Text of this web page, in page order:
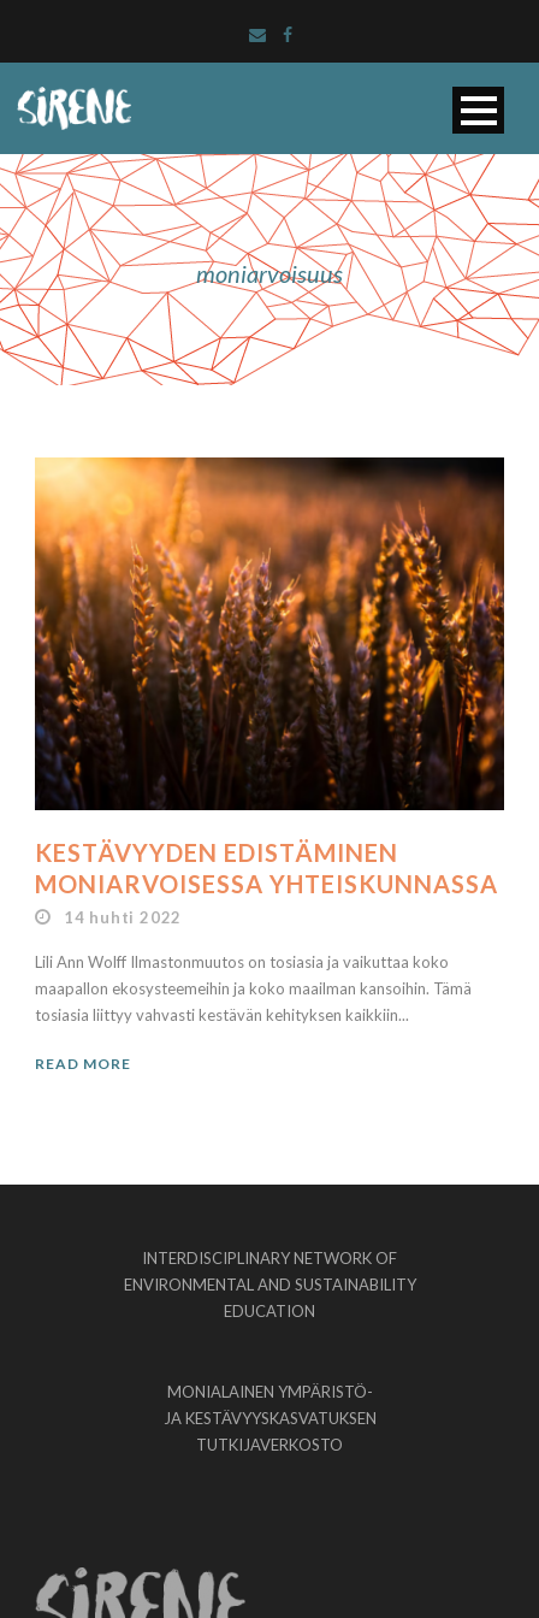
moniarvoisuus
KESTÄVYYDEN EDISTÄMINEN
MONIARVOISESSA YHTEISKUNNASSA
14 huhti 2022
Lili Ann Wolff Ilmastonmuutos on tosiasia ja vaikuttaa koko
maapallon ekosysteemeihin ja koko maailman kansoihin. Tämä
tosiasia liittyy vahvasti kestävän kehityksen kaikkiin...
READ MORE
INTERDISCIPLINARY NETWORK OF
ENVIRONMENTAL AND SUSTAINABILITY
EDUCATION
MONIALAINEN YMPÄRISTÖ-
JA KESTÄVYYSKASVATUKSEN
TUTKIJAVERKOSTO